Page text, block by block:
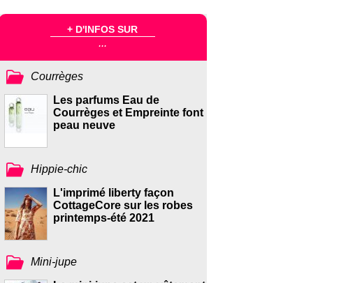
+ D'INFOS SUR
...
Courrèges
Les parfums Eau de
Courrèges et Empreinte font
peau neuve
Hippie-chic
L'imprimé liberty façon
CottageCore sur les robes
printemps-été 2021
Mini-jupe